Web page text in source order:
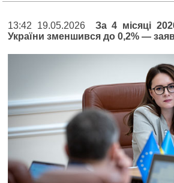
13:42 19.05.2026 За 4 місяці
України зменшився до 0,2% —